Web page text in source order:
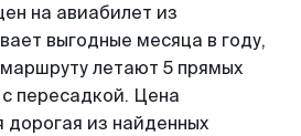
на авиабилет из
выгодные месяца в году,
летают 5 прямых
пересадкой. Цена
дорогая из найденных